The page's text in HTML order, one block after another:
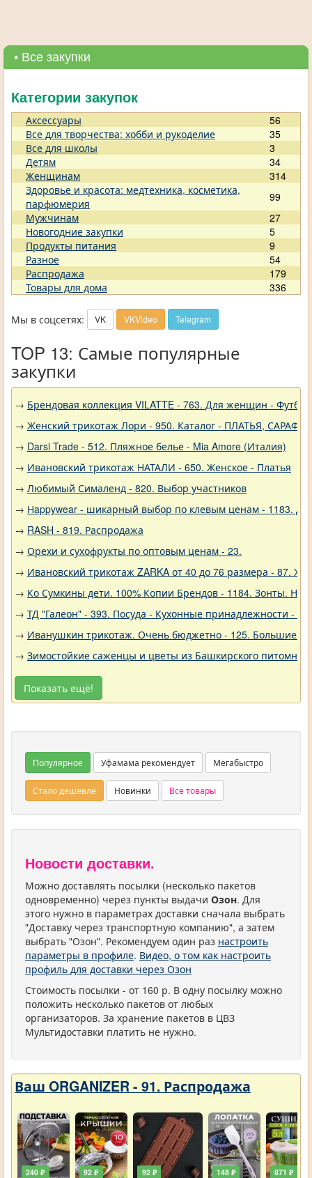
• Все закупки
Категории закупок
Аксессуары
56
Все для творчества: хобби и рукоделие
35
Все для школы
3
Детям
34
Женщинам
314
Здоровье и красота: медтехника, косметика,
парфюмерия
99
Мужчинам
27
Новогодние закупки
5
Продукты питания
9
Разное
54
Распродажа
179
Товары для дома
336
Мы в соцсетях: VK VKVideo Telegram
TOP 13: Самые популярные
закупки
→ Брендовая коллекция VILATTE - 763. Для женщин -
→ Женский трикотаж Лори - 950. Каталог - ПЛАТЬЯ,
→ Darsi Trade - 512. Пляжное белье - Mia Amore (Италия)
→ Ивановский трикотаж НАТАЛИ - 650. Женское - Платья
→ Любимый Сималенд - 820. Выбор участников
→ Нappywear - шикарный выбор по клевым ценам - 1183.
→ RASH - 819. Распродажа
→ Орехи и сухофрукты по оптовым ценам - 23.
→ Ивановский трикотаж ZARKA от 40 до 76 размера - 87.
→ Ко Сумкины дети. 100% Копии Брендов - 1184. Зонты.
→ ТД "Галеон" - 393. Посуда - Кухонные принадлежности -
→ Иванушкин трикотаж. Очень бюджетно - 125. Большие
→ Зимостойкие саженцы и цветы из Башкирского
Показать ещё!
Популярное Уфамама рекомендует Мегабыстро
Стало дешевле Новинки Все товары
Новости доставки.
Можно доставлять посылки (несколько пакетов
одновременно) через пункты выдачи Озон. Для
этого нужно в параметрах доставки сначала выбрать
"Доставку через транспортную компанию", а затем
выбрать "Озон". Рекомендуем один раз настроить
параметры в профиле. Видео, о том как настроить
профиль для доставки через Озон
Стоимость посылки - от 160 р. В одну посылку можно
положить несколько пакетов от любых
организаторов. За хранение пакетов в ЦВЗ
Мультидоставки платить не нужно.
Ваш ORGANIZER - 91. Распродажа
240 ₽ 92 ₽ 92 ₽ 148 ₽ 871 ₽